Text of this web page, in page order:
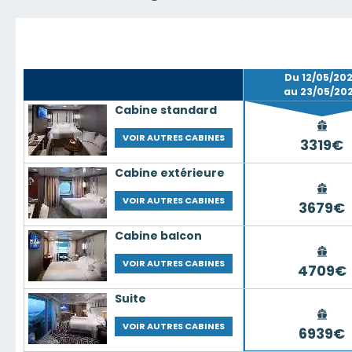
Cabine standard
VOIR AUTRES CABINES
Cabine extérieure
VOIR AUTRES CABINES
Cabine balcon
VOIR AUTRES CABINES
Suite
VOIR AUTRES CABINES
Du 12/05/
au 23/05/
3319€
3679€
4709€
6939€